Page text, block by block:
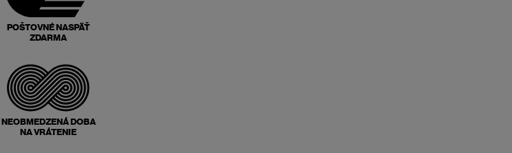
POŠTOVNÉ NASPÄŤ
ZDARMA
NEOBMEDZENÁ DOBA
NA VRÁTENIE